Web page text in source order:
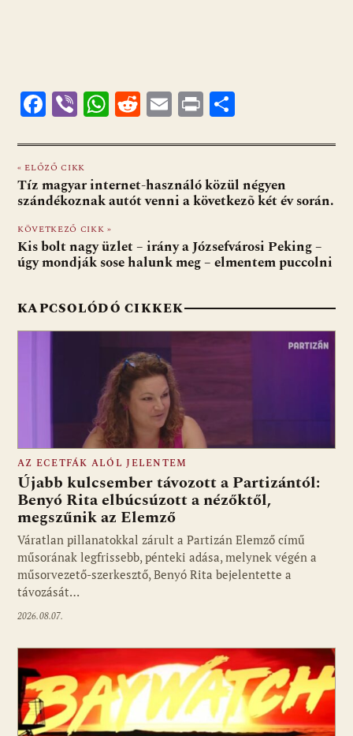
F
e
b
o
o
k
Vi
er
W
at
s
A
p
p
R
d
di
t
E
ai
l
Pr
t za
m
e
« ELŐZŐ CIKK
Tíz magyar internet-használó közül négyen
szándékoznak autót venni a következõ két év során.
KÖVETKEZŐ CIKK »
Kis bolt nagy üzlet – irány a Józsefvárosi Peking –
úgy mondják sose halunk meg – elmentem puccolni
KAPCSOLÓDÓ CIKKEK
Fotó: media1.hu
AZ ECETFÁK ALÓL JELENTEM
Újabb kulcsember távozott a Partizántól:
Benyó Rita elbúcsúzott a nézőktől,
megszűnik az Elemző
Váratlan pillanatokkal zárult a Partizán Elemző című
műsorának legfrissebb, pénteki adása, melynek végén a
műsorvezető-szerkesztő, Benyó Rita bejelentette a
távozását…
2026.08.07.